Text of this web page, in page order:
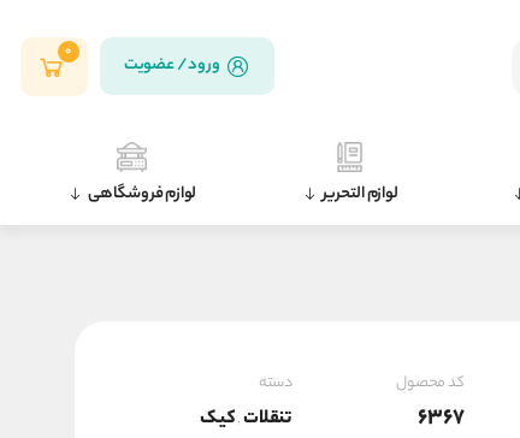
ورود / عضویت
0
لوازم التحریر لوازم فروشگاهی
کد محصول
6367
دسته
تنقلات,کیک